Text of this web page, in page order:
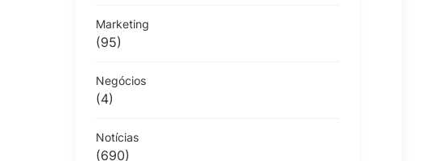
Marketing
(95)
Negócios
(4)
Notícias
(690)